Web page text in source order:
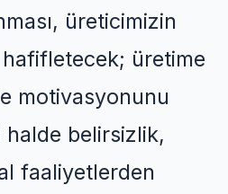
üreticimizin
üretime
motivasyonunu
halde belirsizlik,
faaliyetlerden